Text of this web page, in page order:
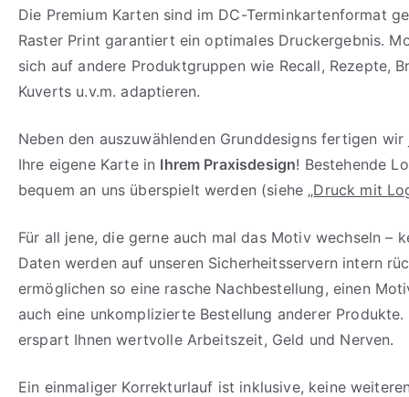
Die Premium Karten sind im DC-Terminkartenformat
Raster Print garantiert ein optimales Druckergebnis.
sich auf andere Produktgruppen wie Recall, Rezepte,
Kuverts u.v.m. adaptieren.
Neben den auszuwählenden Grunddesigns fertigen
Ihre eigene Karte in Ihrem Praxisdesign! Bestehende
bequem an uns überspielt werden (siehe „Druck mit
Für all jene, die gerne auch mal das Motiv wechseln –
Daten werden auf unseren Sicherheitsservern intern
ermöglichen so eine rasche Nachbestellung, einen
auch eine unkomplizierte Bestellung anderer Produkte.
erspart Ihnen wertvolle Arbeitszeit, Geld und Nerven.
Ein einmaliger Korrekturlauf ist inklusive, keine